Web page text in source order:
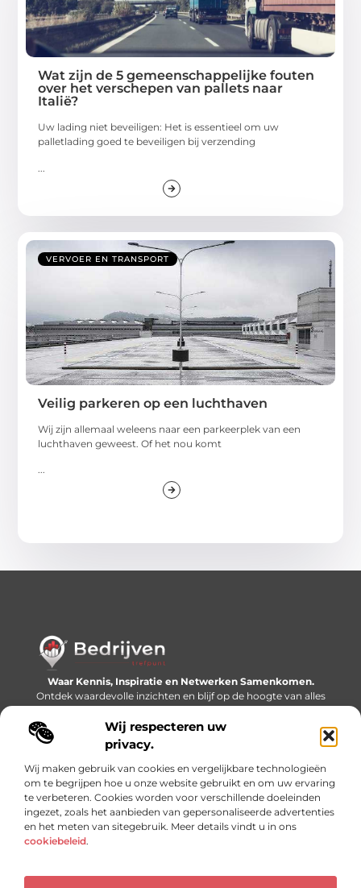
Wij respecteren uw
privacy.
Wij maken gebruik van cookies en vergelijkbare technologieën
om te begrijpen hoe u onze website gebruikt en om uw ervaring
te verbeteren. Cookies worden voor verschillende doeleinden
ingezet, zoals het aanbieden van gepersonaliseerde advertenties
en het meten van sitegebruik. Meer details vindt u in ons
cookiebeleid.
Wat zijn de 5 gemeenschappelijke fouten
over het verschepen van pallets naar
Italië?
Uw lading niet beveiligen: Het is essentieel om uw
palletlading goed te beveiligen bij verzending
VERVOER EN TRANSPORT
Veilig parkeren op een luchthaven
Wij zijn allemaal weleens naar een parkeerplek van een
luchthaven geweest. Of het nou komt
Waar Kennis, Inspiratie en Netwerken Samenkomen.
Ontdek waardevolle inzichten en blijf op de hoogte van alles
wat er speelt in de wereld.
Bericht categorie
Onze informatie